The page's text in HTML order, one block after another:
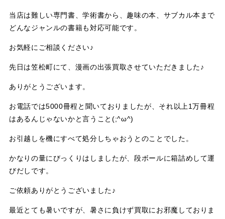
当店は難しい専門書、学術書から、趣味の本、サブカル本まで
どんなジャンルの書籍も対応可能です。
お気軽にご相談ください♪
先日は笠松町にて、漫画の出張買取させていただきました♪
ありがとうございます。
お電話では5000冊程と聞いておりましたが、それ以上1万冊程
はあるんじゃないかと言うこと(;^ω^)
お引越しを機にすべて処分しちゃおうとのことでした。
かなりの量にびっくりはしましたが、段ボールに箱詰めして運
びだしです。
ご依頼ありがとうございました♪
最近とても暑いですが、暑さに負けず買取にお邪魔しておりま